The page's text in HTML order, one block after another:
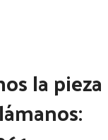
la pieza